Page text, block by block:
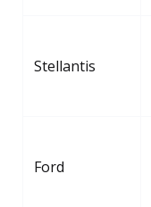
Stellantis
Ford